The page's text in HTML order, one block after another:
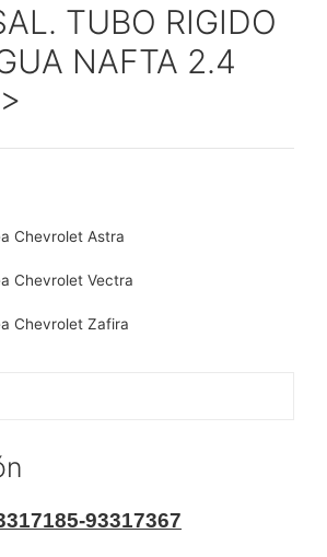
TUBO RIGIDO
NAFTA 2.4
Chevrolet Astra
Chevrolet Vectra
Chevrolet Zafira
93317367